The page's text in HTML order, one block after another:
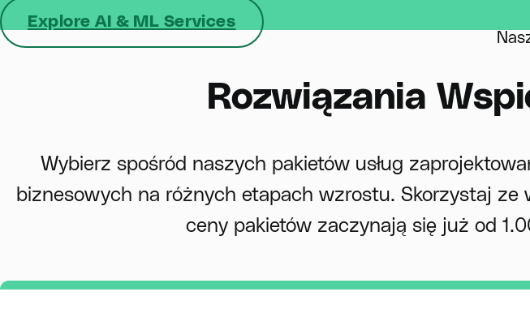
Explore AI & ML Services
Rozwiązania
Wybierz spośród naszych pakietów usług
biznesowych na różnych etapach wzrostu. Skorzystaj
ceny pakietów zaczynają się już od